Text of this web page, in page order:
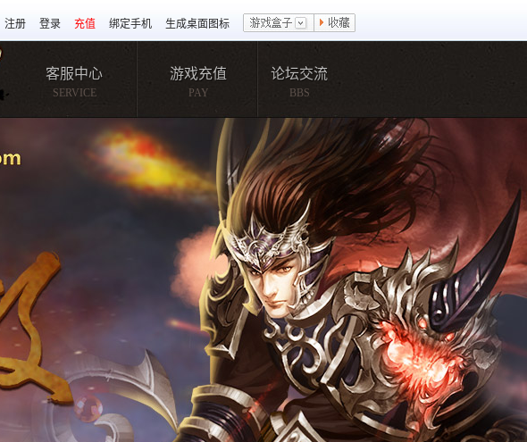
注册 登录 充值 绑定手机 生成桌面图标
客服中心
SERVICE
游戏充值
PAY
论坛交流
BBS